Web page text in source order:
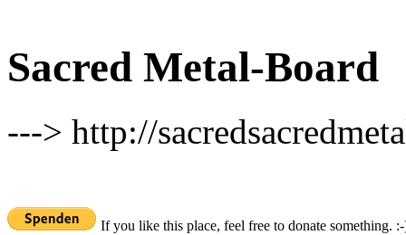
Sacred Metal-Board
---> http://
If you like this place, feel free to donate something.